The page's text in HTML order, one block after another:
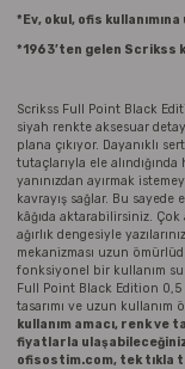
*Ev, okul, ofis
*1963’ten gelen Scrikss
Scrikss Full Point Black
siyah renkte aksesuar
plana çıkıyor. Dayanıklı
tutaçlarıyla ele
yanınızdan ayırmak
kavrayış sağlar. Bu sayede
kâğıda aktarabilirsiniz.
ağırlık dengesiyle
mekanizması uzun
fonksiyonel bir kullanım
Full Point Black Edition 0,5
tasarımı ve uzun kullanım
kullanım amacı, renk ve
fiyatlarla
ofisostim.com, tek tıkla